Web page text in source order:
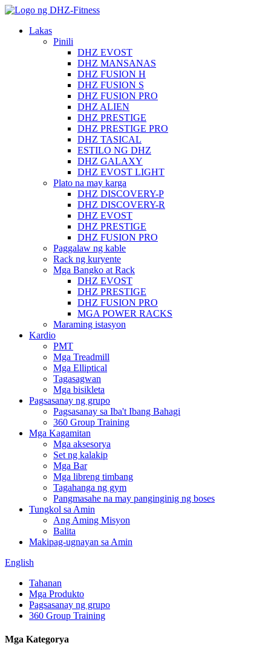
Lakas
Pinili
DHZ EVOST
DHZ MANSANAS
DHZ FUSION H
DHZ FUSION S
DHZ FUSION PRO
DHZ ALIEN
DHZ PRESTIGE
DHZ PRESTIGE PRO
DHZ TASICAL
ESTILO NG DHZ
DHZ GALAXY
DHZ EVOST LIGHT
Plato na may karga
DHZ DISCOVERY-P
DHZ DISCOVERY-R
DHZ EVOST
DHZ PRESTIGE
DHZ FUSION PRO
Paggalaw ng kable
Rack ng kuryente
Mga Bangko at Rack
DHZ EVOST
DHZ PRESTIGE
DHZ FUSION PRO
MGA POWER RACKS
Maraming istasyon
Kardio
PMT
Mga Treadmill
Mga Elliptical
Tagasagwan
Mga bisikleta
Pagsasanay ng grupo
Pagsasanay sa Iba't Ibang Bahagi
360 Group Training
Mga Kagamitan
Mga aksesorya
Set ng kalakip
Mga Bar
Mga libreng timbang
Tagahanga ng gym
Pangmasahe na may panginginig ng boses
Tungkol sa Amin
Ang Aming Misyon
Balita
Makipag-ugnayan sa Amin
English
Tahanan
Mga Produkto
Pagsasanay ng grupo
360 Group Training
Mga Kategorya